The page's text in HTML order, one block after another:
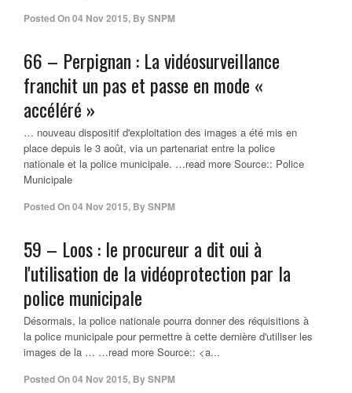
Posted On04 Nov 2015, BySNPM
66 – Perpignan : La vidéosurveillance
franchit un pas et passe en mode «
accéléré »
… nouveau dispositif d'exploitation des images a été mis en
place depuis le 3 août, via un partenariat entre la police
nationale et la police municipale. …read more Source:: Police
Municipale
Posted On04 Nov 2015, BySNPM
59 – Loos : le procureur a dit oui à
l'utilisation de la vidéoprotection par la
police municipale
Désormais, la police nationale pourra donner des réquisitions à
la police municipale pour permettre à cette dernière d'utiliser les
images de la … …read more Source:: <a...
Posted On04 Nov 2015, BySNPM